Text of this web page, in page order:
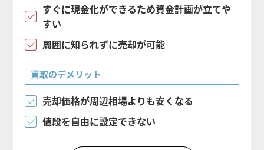
すぐに現金化ができるため資金計画が立てや
すい
周囲に知られずに売却が可能
買取のデメリット
売却価格が周辺相場よりも安くなる
値段を自由に設定できない